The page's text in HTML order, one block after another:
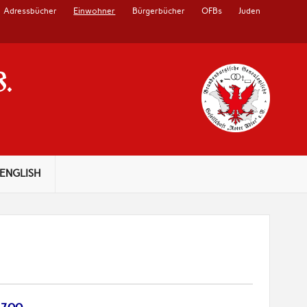
Adressbücher Einwohner Bürgerbücher OFBs Juden
ENGLISH